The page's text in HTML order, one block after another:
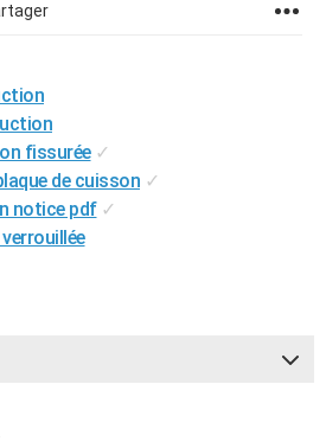
fissurée ✓
de cuisson ✓
notice pdf ✓